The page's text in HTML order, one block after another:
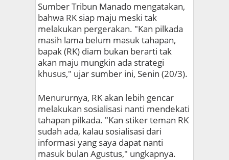
Sumber Tribun Manado mengatakan,
bahwa RK siap maju meski tak
melakukan pergerakan. "Kan pilkada
masih lama belum masuk tahapan,
bapak (RK) diam bukan berarti tak
akan maju mungkin ada strategi
khusus," ujar sumber ini, Senin (20/3).
Menururnya, RK akan lebih gencar
melakukan sosialisasi nanti mendekati
tahapan pilkada. "Kan stiker teman RK
sudah ada, kalau sosialisasi dari
informasi yang saya dapat nanti
masuk bulan Agustus," ungkapnya.